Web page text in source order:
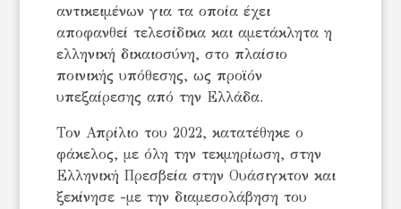
αντικειμένων για τα οποία έχει
αποφανθεί τελεσίδικα και αμετάκλητα η
ελληνική δικαιοσύνη, στο πλαίσιο
ποινικής υπόθεσης, ως προϊόν
υπεξαίρεσης από την Ελλάδα.
Τον Απρίλιο του 2022, κατατέθηκε ο
φάκελος, με όλη την τεκμηρίωση, στην
Ελληνική Πρεσβεία στην Ουάσιγκτον και
ξεκίνησε -με την διαμεσολάβηση του